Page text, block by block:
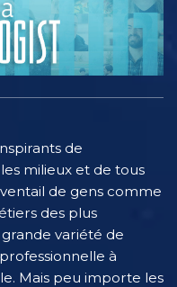
de
milieux et de tous
de gens comme
des plus
variété de
à
Mais peu importe les